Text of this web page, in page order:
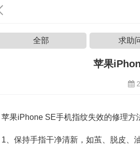
全部 求助
苹果
苹果iPhone SE手机指纹失效的修理
1、保持手指干净清新，如茧、脱皮、